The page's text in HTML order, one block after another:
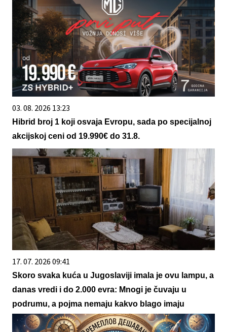
03. 08. 2026 13:23
Hibrid broj 1 koji osvaja Evropu, sada po specijalnoj
akcijskoj ceni od 19.990€ do 31.8.
17. 07. 2026 09:41
Skoro svaka kuća u Jugoslaviji imala je ovu lampu, a
danas vredi i do 2.000 evra: Mnogi je čuvaju u
podrumu, a pojma nemaju kakvo blago imaju